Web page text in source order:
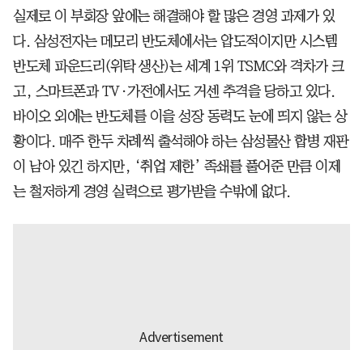
실제로 이 부회장 앞에는 해결해야 할 많은 경영 과제가 있
다. 삼성전자는 메모리 반도체에서는 압도적이지만 시스템
반도체 파운드리(위탁 생산)는 세계 1위 TSMC와 격차가 크
고, 스마트폰과 TV·가전에서도 거센 추격을 당하고 있다.
바이오 외에는 반도체를 이을 성장 동력도 눈에 띄지 않는 상
황이다. 매주 한두 차례씩 출석해야 하는 삼성물산 합병 재판
이 남아 있긴 하지만, ‘취업 제한’ 족쇄를 풀어준 만큼 이제
는 철저하게 경영 실력으로 평가받을 수밖에 없다.